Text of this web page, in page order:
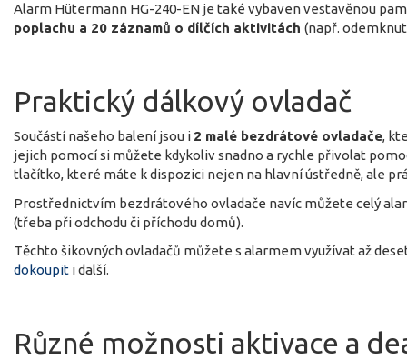
Alarm Hütermann HG-240-EN je také vybaven vestavěnou
poplachu a 20 záznamů o dílčích aktivitách (např.
Praktický dálkový ovladač
Součástí našeho balení jsou i 2 malé bezdrátové ovladače,
jejich pomocí si můžete kdykoliv snadno a rychle přivolat
tlačítko, které máte k dispozici nejen na hlavní ústředně, ale
Prostřednictvím bezdrátového ovladače navíc můžete celý
(třeba při odchodu či příchodu domů).
Těchto šikovných ovladačů můžete s alarmem využívat až
dokoupit i další.
Různé možnosti aktivace a